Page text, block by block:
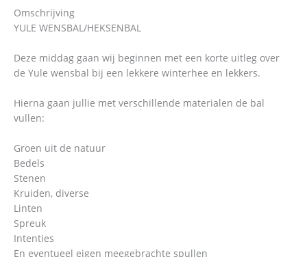
Omschrijving
YULE WENSBAL/HEKSENBAL
Deze middag gaan wij beginnen met een korte uitleg over
de Yule wensbal bij een lekkere winterhee en lekkers.
Hierna gaan jullie met verschillende materialen de bal
vullen:
Groen uit de natuur
Bedels
Stenen
Kruiden, diverse
Linten
Spreuk
Intenties
En eventueel eigen meegebrachte spullen